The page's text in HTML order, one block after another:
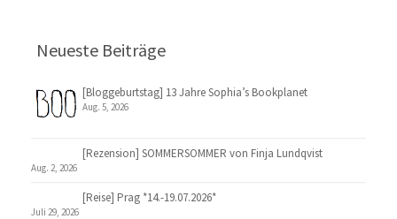
Neueste Beiträge
[Bloggeburtstag] 13 Jahre Sophia’s Bookplanet
Aug. 5, 2026
[Rezension] SOMMERSOMMER von Finja Lundqvist
Aug. 2, 2026
[Reise] Prag *14.-19.07.2026*
Juli 29, 2026